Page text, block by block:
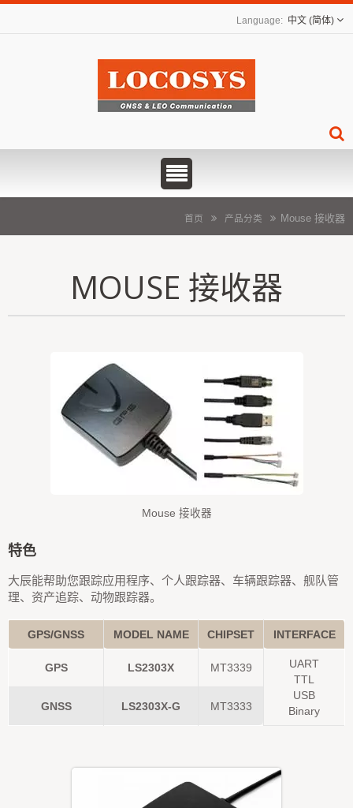
中文 (简体)
首页 产品分类 Mouse 接收器
MOUSE 接收器
Mouse 接收器
特色
大辰能帮助您跟踪应用程序、个人跟踪器、车辆跟踪器、舰队管
理、资产追踪、动物跟踪器。
GPS/GNSS MODEL NAME CHIPSET INTERFACE
GPS LS2303X MT3339
UART
TTL
USB
Binary
GNSS LS2303X-G MT3333